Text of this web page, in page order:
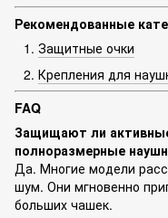
Рекомендованные
Защитные очки
Крепления для
FAQ
Защищают ли
полноразмерные
Да. Многие модели
шум. Они мгновенно
больших чашек.